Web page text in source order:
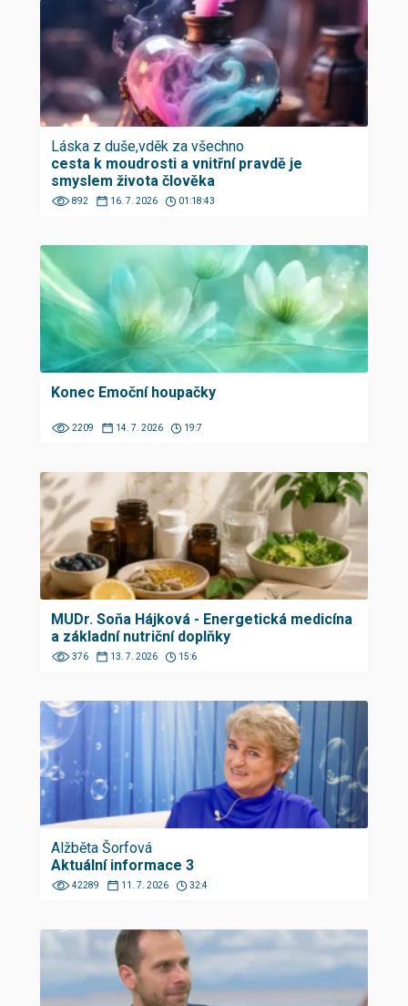
Láska z duše,vděk za všechno
cesta k moudrosti a vnitřní pravdě je
smyslem života člověka
892 16. 7. 2026 01:18:43
Konec Emoční houpačky
2209 14. 7. 2026 19:7
MUDr. Soňa Hájková - Energetická medicína
a základní nutriční doplňky
376 13. 7. 2026 15:6
Alžběta Šorfová
Aktuální informace 3
42289 11. 7. 2026 32:4